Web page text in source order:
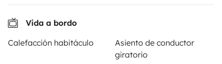
Vida a bordo
Calefacción habitáculo
Asiento de conductor
giratorio
Yescapa es una plataforma que facilita y asegura el
alquiler de autocaravanas y furgonetas campers entre
particulares. La plataforma tiene el papel de
intermediario de confianza y propone una solución
llave en mano para unas vacaciones en total libertad y